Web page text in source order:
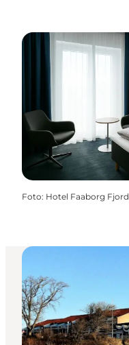
Foto: Hotel Faaborg Fjord